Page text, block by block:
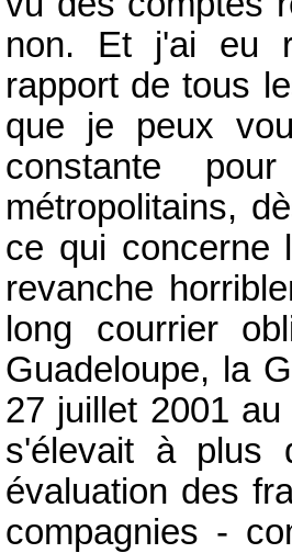
non. Et j'ai eu
rapport de tous
que je peux
constante
métropolitains,
ce qui concerne
revanche
long courrier
Guadeloupe, la
27 juillet 2001
s'élevait à plus
évaluation des
compagnies -